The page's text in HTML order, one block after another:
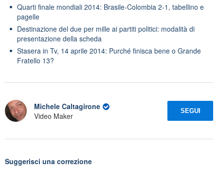
Quarti finale mondiali 2014: Brasile-Colombia 2-1, tabellino e
pagelle
Destinazione del due per mille ai partiti politici: modalità di
presentazione della scheda
Stasera in Tv, 14 aprile 2014: Purché finisca bene o Grande
Fratello 13?
Michele Caltagirone
Video Maker
SEGUI
Suggerisci una correzione